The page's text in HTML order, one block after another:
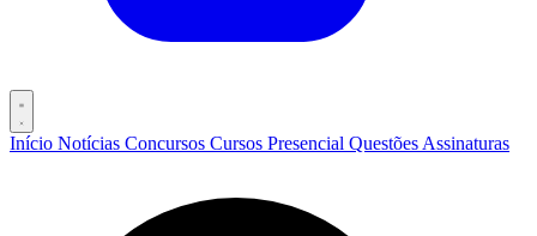
Início Notícias Concursos Cursos Presencial Questões Assinaturas